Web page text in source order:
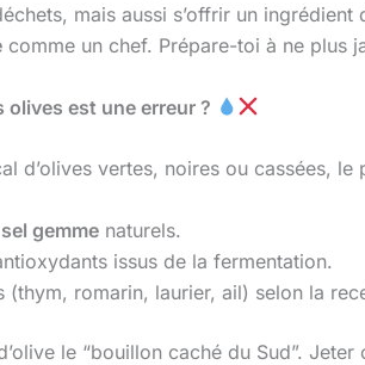
mais aussi s’offrir un
comme un chef. Prépare-toi à ne plus
olives est une erreur ?
d’olives vertes, noires ou cassées,
sel gemme naturels.
issus de la fermentation.
(thym, romarin, laurier, ail) selon la
le “bouillon caché du Sud”.